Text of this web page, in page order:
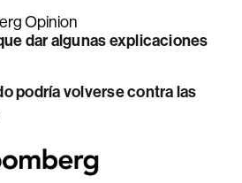
Opinion
dar algunas explicaciones
podría volverse contra las